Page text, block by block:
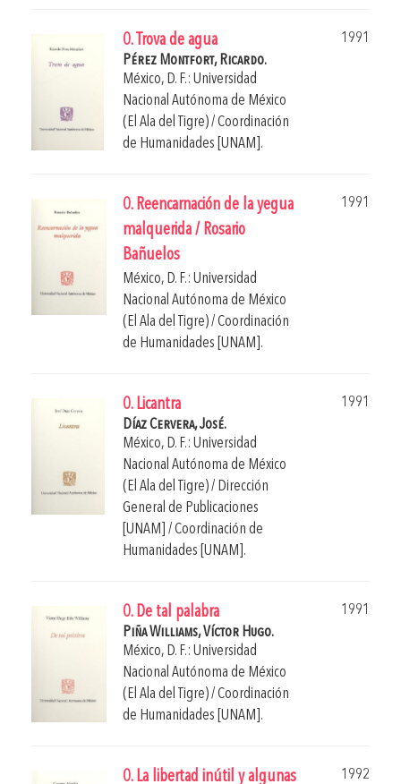
0. Trova de agua
1991
Pérez Montfort, Ricardo.
México, D. F.: Universidad
Nacional Autónoma de México
(El Ala del Tigre) / Coordinación
de Humanidades [UNAM].
0. Reencarnación de la yegua
malquerida / Rosario
Bañuelos
1991
México, D. F.: Universidad
Nacional Autónoma de México
(El Ala del Tigre) / Coordinación
de Humanidades [UNAM].
0. Licantra
1991
Díaz Cervera, José.
México, D. F.: Universidad
Nacional Autónoma de México
(El Ala del Tigre) / Dirección
General de Publicaciones
[UNAM] / Coordinación de
Humanidades [UNAM].
0. De tal palabra
1991
Piña Williams, Víctor Hugo.
México, D. F.: Universidad
Nacional Autónoma de México
(El Ala del Tigre) / Coordinación
de Humanidades [UNAM].
0. La libertad inútil y algunas
1992